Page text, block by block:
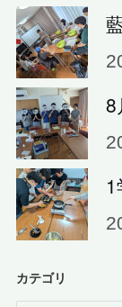
8
カテゴリ